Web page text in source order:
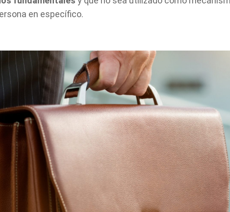
en específico.